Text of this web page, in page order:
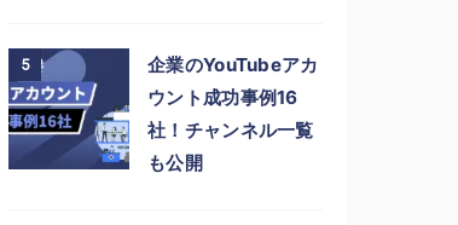
5
企業のYouTubeアカ
ウント成功事例16
社！チャンネル一覧
も公開